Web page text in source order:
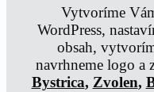
Vytvoríme
WordPress,
obsah,
navrhneme logo a
Bystrica, Zvolen,